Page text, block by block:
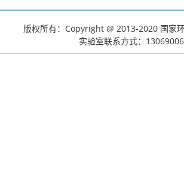
版权所有：Copyright @ 2013-2020 国家
实验室联系方式：